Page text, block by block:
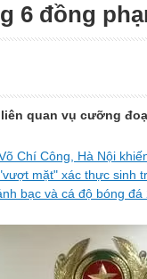
6 đồng
quan vụ cưỡng
Chí Công, Hà Nội
mặt" xác thực sinh
bạc và cá độ bóng đá